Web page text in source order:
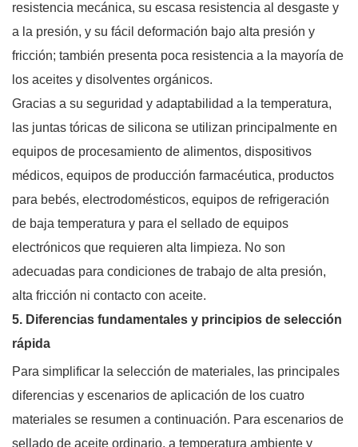
resistencia mecánica, su escasa resistencia al desgaste y
a la presión, y su fácil deformación bajo alta presión y
fricción; también presenta poca resistencia a la mayoría de
los aceites y disolventes orgánicos.
Gracias a su seguridad y adaptabilidad a la temperatura,
las juntas tóricas de silicona se utilizan principalmente en
equipos de procesamiento de alimentos, dispositivos
médicos, equipos de producción farmacéutica, productos
para bebés, electrodomésticos, equipos de refrigeración
de baja temperatura y para el sellado de equipos
electrónicos que requieren alta limpieza. No son
adecuadas para condiciones de trabajo de alta presión,
alta fricción ni contacto con aceite.
5. Diferencias fundamentales y principios de selección
rápida
Para simplificar la selección de materiales, las principales
diferencias y escenarios de aplicación de los cuatro
materiales se resumen a continuación. Para escenarios de
sellado de aceite ordinario, a temperatura ambiente y